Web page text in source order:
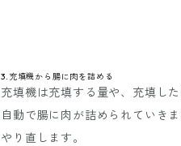
3.充填機から腸に肉を詰める
充填機は充填する量や、充填し
自動で腸に肉が詰められていき
やり直します。